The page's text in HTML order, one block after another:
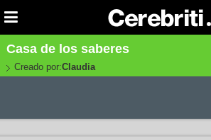
Casa de los saberes
Creado por:Claudia